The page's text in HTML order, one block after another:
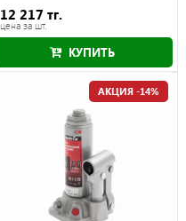
12 217 тг.
цена за шт.
КУПИТЬ
АКЦИЯ -14%